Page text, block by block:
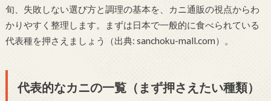
旬、失敗しない選び方と調理の基本を、カニ通販の視点からわ
かりやすく整理します。まずは日本で一般的に食べられている
代表種を押さえましょう（出典: sanchoku-mall.com）。
代表的なカニの一覧（まず押さえたい種類）